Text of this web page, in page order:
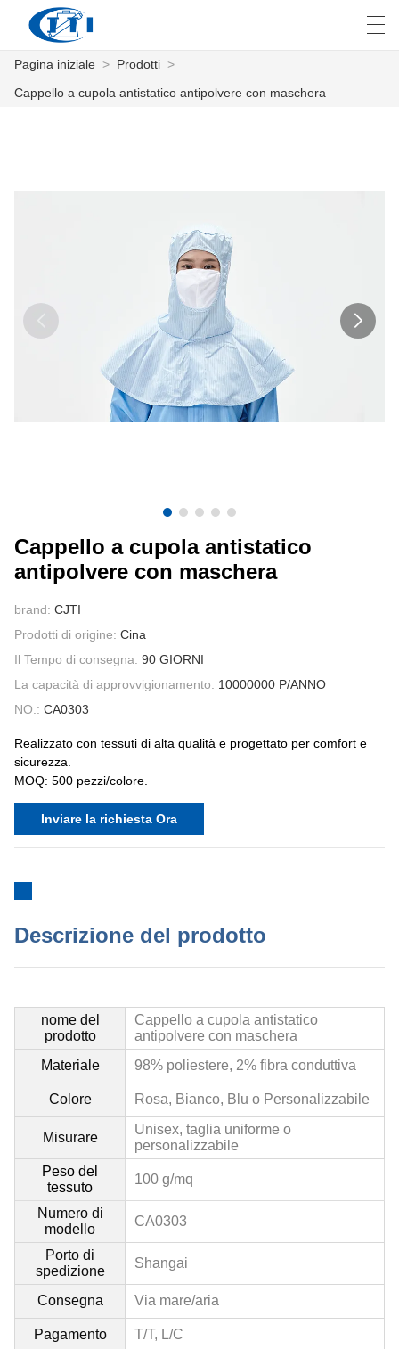
NOTIZIE
العربية česky
Pagina iniziale > Prodotti >
Cappello a cupola antistatico antipolvere con maschera
Cappello a cupola antistatico
antipolvere con maschera
brand: CJTI
Prodotti di origine: Cina
Il Tempo di consegna: 90 GIORNI
La capacità di approvvigionamento: 10000000 P/ANNO
NO.: CA0303
Realizzato con tessuti di alta qualità e progettato per comfort e
sicurezza.
MOQ: 500 pezzi/colore.
Inviare la richiesta Ora
Descrizione del prodotto
nome del
prodotto
Cappello a cupola antistatico
antipolvere con maschera
Materiale
98% poliestere, 2% fibra conduttiva
Colore Rosa, Bianco, Blu o Personalizzabile
Misurare
Unisex, taglia uniforme o
personalizzabile
Peso del
tessuto
100 g/mq
Numero di
modello
CA0303
Porto di
spedizione
Shangai
Consegna Via mare/aria
Pagamento T/T, L/C